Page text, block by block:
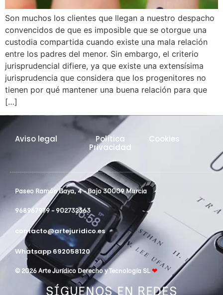
Son muchos los clientes que llegan a nuestro despacho
convencidos de que es imposible que se otorgue una
custodia compartida cuando existe una mala relación
entre los padres del menor. Sin embargo, el criterio
jurisprudencial difiere, ya que existe una extensísima
jurisprudencia que considera que los progenitores no
tienen por qué mantener una buena relación para que
[…]
Aviso legal
Política
Privacidad
Cookies
Paseo Ramón Gaya, 4 - Bajo 30009 Murcia
968967979 - 902732363
contacto@artejuridico.es
Whatsapp 692058120
© 2026 Arte Jurídico Derecho y Tecnología SL ❤
SÍGUENOS EN REDES